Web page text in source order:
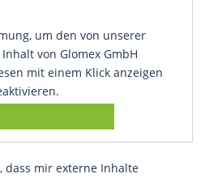
um den von unserer
von Glomex GmbH
mit einem Klick anzeigen
dass mir externe Inhalte